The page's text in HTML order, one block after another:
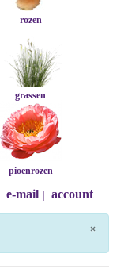
rozen
grassen
pioenrozen
e-mail account
×